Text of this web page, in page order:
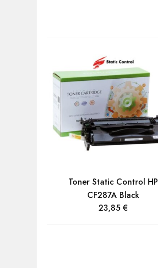
Toner Static Control HP
CF287A Black
23,85 €